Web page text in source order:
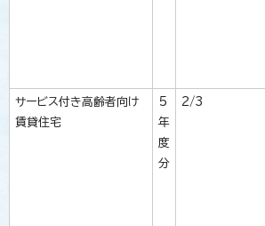
サービス付き高齢者向け
賃貸住宅
5
年
度
分
2/3